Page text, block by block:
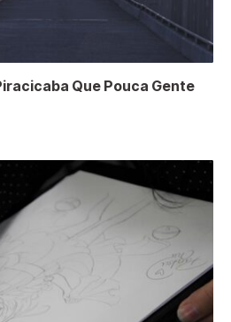
Que Pouca Gente